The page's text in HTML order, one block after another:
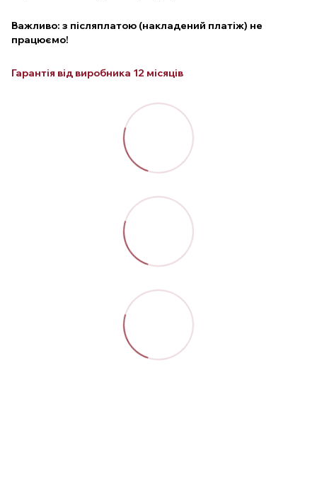
Важливо: з післяплатою (накладений платіж) не
працюємо!
Гарантія від виробника 12 місяців